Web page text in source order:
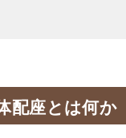
配座とは何か